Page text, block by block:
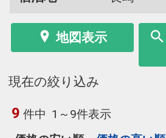
地図表示
現在の絞り込み
9 件中 1～9件表示